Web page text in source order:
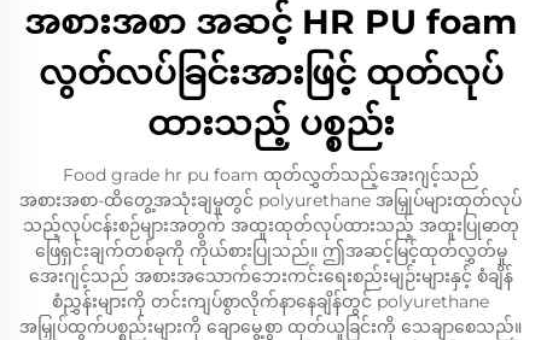
အစားအစာ အဆင့် HR PU foam
လွတ်လပ်ခြင်းအားဖြင့် ထုတ်လုပ်
ထားသည့် ပစ္စည်း
Food grade hr pu foam ထုတ်လွှတ်သည့်အေးဂျင့်သည်
အစားအစာ-ထိတွေ့အသုံးချမှုတွင် polyurethane အမြှုပ်များထုတ်လုပ်
သည့်လုပ်ငန်းစဉ်များအတွက် အထူးထုတ်လုပ်ထားသည့် အထူးပြုဓာတု
ဖြေရှင်းချက်တစ်ခုကို ကိုယ်စားပြုသည်။ ဤအဆင့်မြင့်ထုတ်လွှတ်မှု
အေးဂျင့်သည် အစားအသောက်ဘေးကင်းရေးစည်းမျဉ်းများနှင့် စံချိန်
စံညွှန်းများကို တင်းကျပ်စွာလိုက်နာနေချိန်တွင် polyurethane
အမြှုပ်ထွက်ပစ္စည်းများကို ချောမွေ့စွာ ထုတ်ယူခြင်းကို သေချာစေသည်။